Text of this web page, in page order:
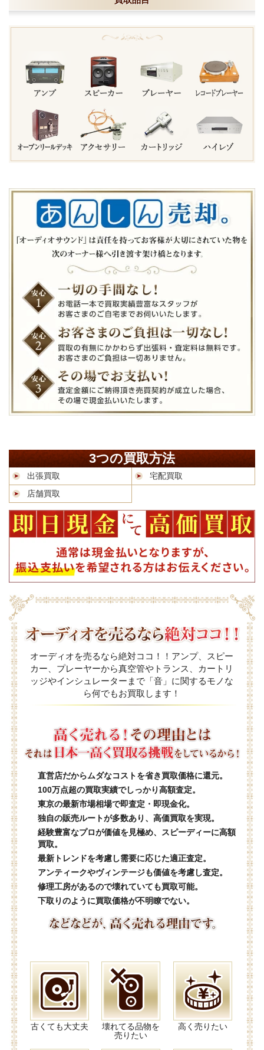
3つの買取方法
出張買取
宅配買取
店舗買取
オーディオを売るなら絶対ココ！！アンプ、スピー
カー、プレーヤーから真空管やトランス、カートリ
ッジやインシュレーターまで「音」に関するモノな
ら何でもお買取します！
直営店だからムダなコストを省き買取価格に還元。
100万点超の買取実績でしっかり高額査定。
東京の最新市場相場で即査定・即現金化。
独自の販売ルートが多数あり、高価買取を実現。
経験豊富なプロが価値を見極め、スピーディーに高額
買取。
最新トレンドを考慮し需要に応じた適正査定。
アンティークやヴィンテージも価値を考慮し査定。
修理工房があるので壊れていても買取可能。
下取りのように買取価格が不明瞭でない。
古くても大丈夫
壊れてる品物を
売りたい
高く売りたい